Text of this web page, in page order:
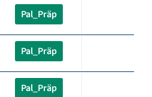
Pal_Präp
Pal_Präp
Pal_Präp